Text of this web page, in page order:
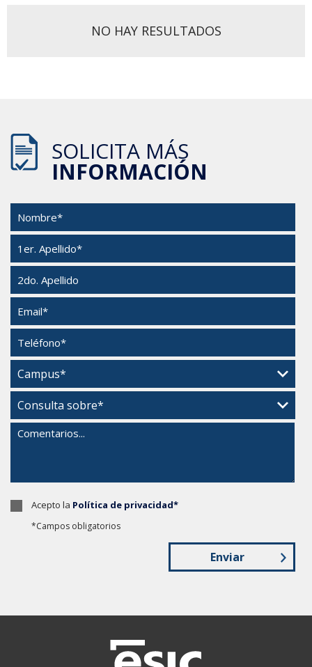
NO HAY RESULTADOS
SOLICITA MÁS
INFORMACIÓN
Acepto la Política de privacidad*
*Campos obligatorios
Enviar